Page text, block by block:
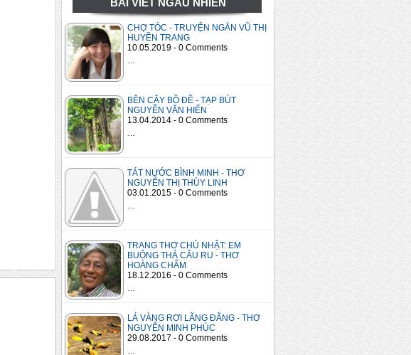
BÀI VIẾT NGẪU NHIÊN
CHỢ TÓC - TRUYỆN NGẮN VŨ THỊ
HUYỀN TRANG
10.05.2019 - 0 Comments
BÊN CÂY BỒ ĐỀ - TẠP BÚT
NGUYỄN VĂN HIẾN
13.04.2014 - 0 Comments
TÁT NƯỚC BÌNH MINH - THƠ
NGUYỄN THỊ THÙY LINH
03.01.2015 - 0 Comments
TRANG THƠ CHỦ NHẬT: EM
BUÔNG THẢ CÂU RU - THƠ
HOÀNG CHẨM
18.12.2016 - 0 Comments
LÁ VÀNG RƠI LÃNG ĐÃNG - THƠ
NGUYỄN MINH PHÚC
29.08.2017 - 0 Comments